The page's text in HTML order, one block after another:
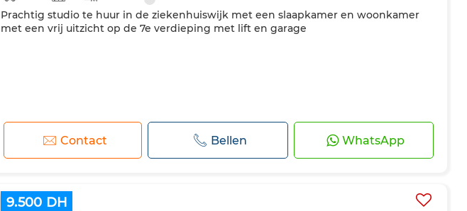
Prachtig studio te huur in de ziekenhuiswijk met een slaapkamer en woonkamer
met een vrij uitzicht op de 7e verdieping met lift en garage
Contact Bellen WhatsApp
9.500 DH